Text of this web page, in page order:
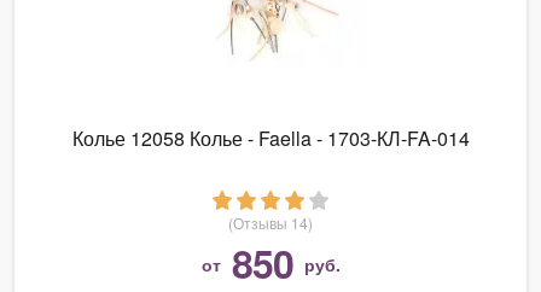
Колье 12058 Колье - Faella - 1703-КЛ-FA-014
(Отзывы 14)
от 850 руб.